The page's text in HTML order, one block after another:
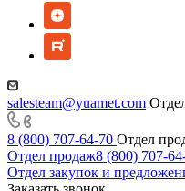
salesteam@yuamet.com
8 (800) 707-64-70 Отдел
Отдел продаж8 (800) 707-
Отдел закупок и